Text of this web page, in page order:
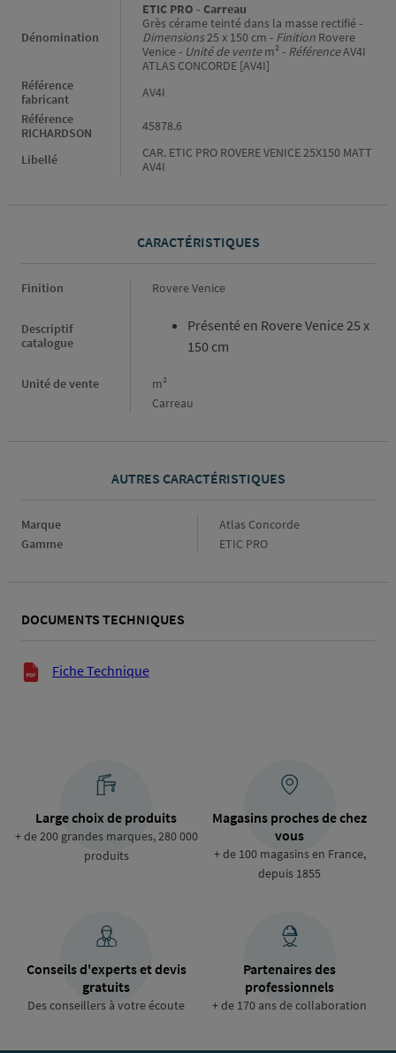
Dénomination
ETIC PRO - Carreau
Grès cérame teinté dans la masse rectifié -
Dimensions25 x 150 cm - Finition Rovere
Venice - Unité de ventem² - RéférenceAV4I
ATLAS CONCORDE [AV4I]
Référence
fabricant
AV4I
Référence
RICHARDSON
45878.6
Libellé
CAR. ETIC PRO ROVERE VENICE 25X150 MATT
AV4I
CARACTÉRISTIQUES
Caractéristiques
Finition Rovere Venice
Descriptif
catalogue
Présenté en Rovere Venice 25 x
150 cm
Unité de vente
m²
Carreau
AUTRES CARACTÉRISTIQUES
Marque Marque
Atlas Concorde
Gamme
Gamme
ETIC PRO
DOCUMENTS TECHNIQUES
Documents techniques
Fiche Technique
Large choix de produits
+ de 200 grandes marques, 280 000
produits
Magasins proches de chez
vous
+ de 100 magasins en France,
depuis 1855
Conseils d'experts et devis
gratuits
Des conseillers à votre écoute
Partenaires des
professionnels
+ de 170 ans de collaboration